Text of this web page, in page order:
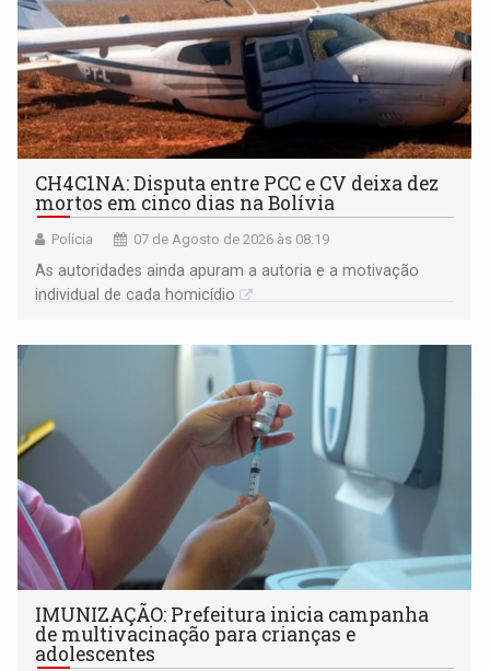
CH4C1NA: Disputa entre PCC e CV deixa dez
mortos em cinco dias na Bolívia
Polícia 07 de Agosto de 2026 às 08:19
As autoridades ainda apuram a autoria e a motivação
individual de cada homicídio
IMUNIZAÇÃO: Prefeitura inicia campanha
de multivacinação para crianças e
adolescentes